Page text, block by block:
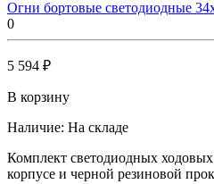
Огни бортовые светодиодные
0
5 594 ₽
В корзину
Наличие: На складе
Комплект светодиодных
корпусе и черной резиновой